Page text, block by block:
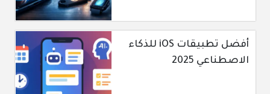
أفضل تطبيقات iOS للذكاء
الاصطناعي 2025